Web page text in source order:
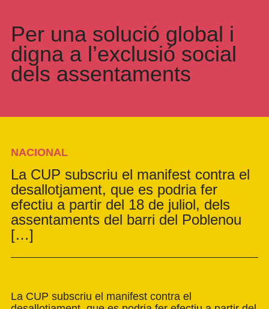
Per una solució global i
digna a l’exclusió social
dels assentaments
NACIONAL
La CUP subscriu el manifest contra el
desallotjament, que es podria fer
efectiu a partir del 18 de juliol, dels
assentaments del barri del Poblenou
[…]
La CUP subscriu el manifest contra el